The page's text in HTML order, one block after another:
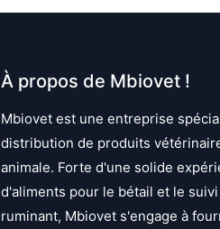
À propos de Mbiovet !
Mbiovet est une entreprise
distribution de produits
animale. Forte d'une solide
d'aliments pour le bétail et le
ruminant, Mbiovet s'engage à